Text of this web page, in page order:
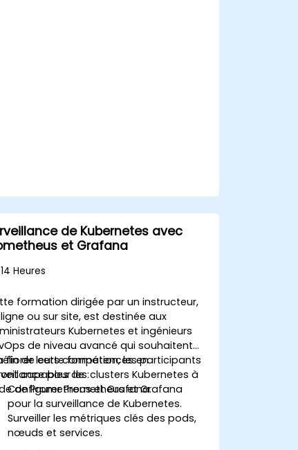
de Kubernetes avec
et Grafana
14 Heures
formation dirigée par un instructeur,
ou sur site, est destinée aux
Kubernetes et ingénieurs
de niveau avancé qui souhaitent
leurs compétences en
pour les clusters Kubernetes à
de Prometheus et Grafana.
fin de cette formation, les participants
capables de :
Configurer Prometheus et Grafana
pour la surveillance de Kubernetes.
Surveiller les métriques clés des pods,
nœuds et services.